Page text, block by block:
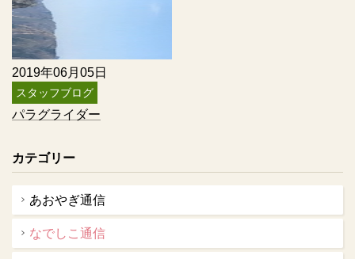
2019年06月05日
スタッフブログ
パラグライダー
カテゴリー
あおやぎ通信
なでしこ通信